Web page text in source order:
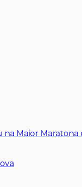
Maior Maratona